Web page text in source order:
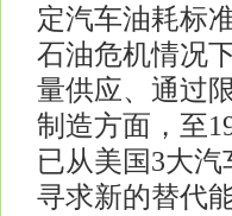
定汽车油耗标
石油危机情况
量供应、通过
制造方面，至
已从美国3大
寻求新的替代